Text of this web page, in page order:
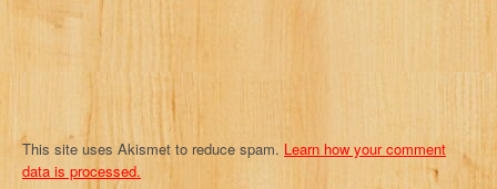
n
This site uses Akismet to reduce spam. Learn how your comment
data is processed.